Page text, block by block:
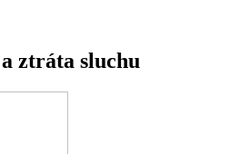
ztráta sluchu